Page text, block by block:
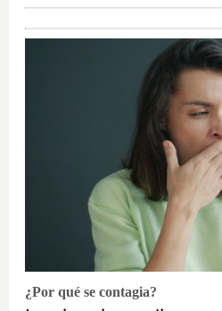
¿Por qué se contagia?